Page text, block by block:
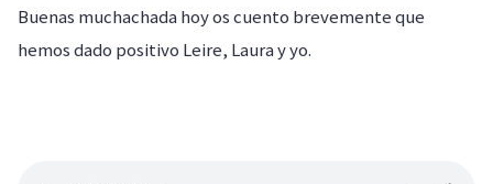
Buenas muchachada hoy os cuento brevemente que
hemos dado positivo Leire, Laura y yo.